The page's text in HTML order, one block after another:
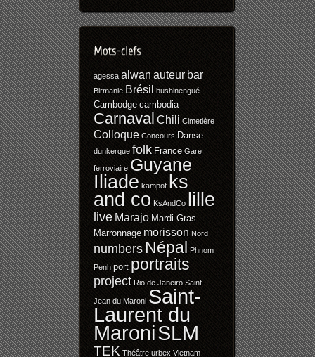
agessa alwan auteur bar
Birmanie Brésil bushinengué
Cambodge cambodia
Carnaval Chili Cimetière
Colloque Concours Danse
dunkerque folk France Gare
ferroviaire Guyane
Iliade kampot ks
and co KsAndCo lille
live Marajo Mardi Gras
Marronnage morisson Nord
numbers Népal Phnom
Penh port portraits
project Rio de Janeiro Saint-
Jean du Maroni Saint-
Laurent du
MaroniSLM
TEK Théâtre urbex Vietnam